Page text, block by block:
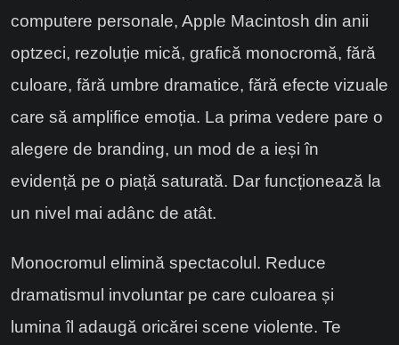
computere personale, Apple Macintosh din anii
optzeci, rezoluție mică, grafică monocromă, fără
culoare, fără umbre dramatice, fără efecte vizuale
care să amplifice emoția. La prima vedere pare o
alegere de branding, un mod de a ieși în
evidență pe o piață saturată. Dar funcționează la
un nivel mai adânc de atât.
Monocromul elimină spectacolul. Reduce
dramatismul involuntar pe care culoarea și
lumina îl adaugă oricărei scene violente. Te